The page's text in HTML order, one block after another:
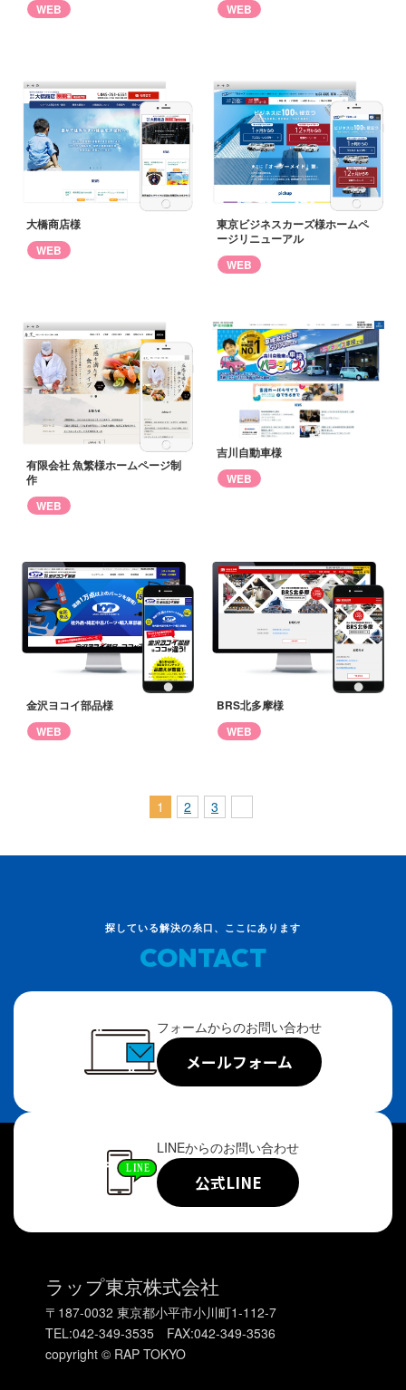
WEB
WEB
大橋商店様
WEB
東京ビジネスカーズ様ホームペ
ージリニューアル
WEB
有限会社 魚繁様ホームページ制
作
WEB
吉川自動車様
WEB
金沢ヨコイ部品様
WEB
BRS北多摩様
WEB
1 2 3
探している解決の糸口、ここにあります
CONTACT
フォームからのお問い合わせ
メールフォーム
LINEからのお問い合わせ
公式LINE
ラップ東京株式会社
〒187-0032 東京都小平市小川町1-112-7
TEL:042-349-3535 FAX:042-349-3536
copyright © RAP TOKYO